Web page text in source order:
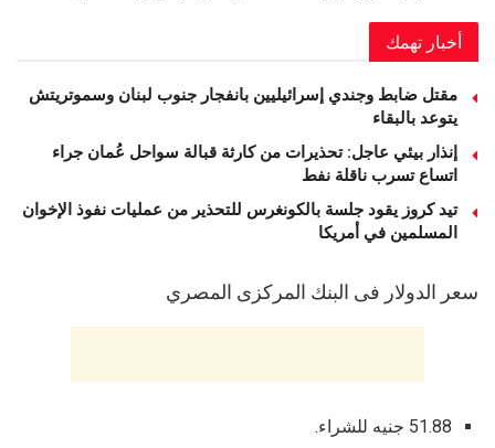
أخبار تهمك
مقتل ضابط وجندي إسرائيليين بانفجار جنوب لبنان وسموتريتش
يتوعد بالبقاء
إنذار بيئي عاجل: تحذيرات من كارثة قبالة سواحل عُمان جراء
اتساع تسرب ناقلة نفط
تيد كروز يقود جلسة بالكونغرس للتحذير من عمليات نفوذ الإخوان
المسلمين في أمريكا
سعر الدولار فى البنك المركزى المصري
51.88 جنيه للشراء.